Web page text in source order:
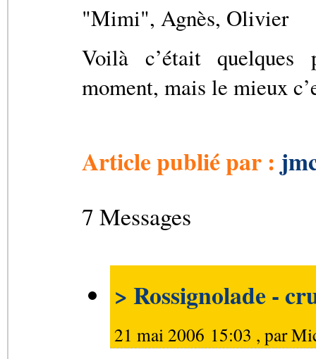
"Mimi", Agnès, Olivier
Voilà c’était quelques
moment, mais le mieux
Article publié par :
7 Messages
> Rossignolade -
21 mai 2006 15:03 , par